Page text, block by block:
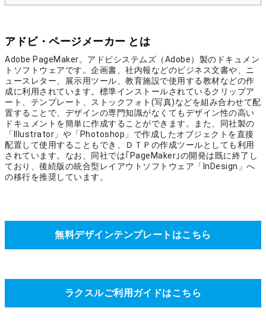
アドビ・ページメーカー とは
Adobe PageMaker。アドビシステムズ（Adobe）製のドキュメン
トソフトウェアです。企画書、社内報などのビジネス文書や、ニ
ュースレター、展示用ツール、教育施設で使用する教材などの作
成に利用されています。標準インストールされているクリップア
ート、テンプレート、ストックフォト(写真)などを組み合わせて配
置することで、デザインの専門知識がなくてもデザイン性の高い
ドキュメントを簡単に作成することができます。また、同社製の
「Illustrator」や「Photoshop」で作成したオブジェクトを直接
配置して使用することもでき、ＤＴＰの作成ツールとしても利用
されています。なお、同社では｢PageMaker｣の開発は既に終了し
ており、後続版の統合型レイアウトソフトウェア「InDesign」へ
の移行を推奨しています。
無料デザインテンプレートはこちら
ラクスルご利用ガイドはこちら